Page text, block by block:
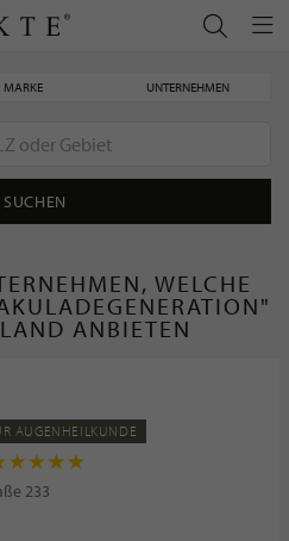
MARKE UNTERNEHMEN
SUCHEN
WELCHE
ANBIETEN
AUGENHEILKUNDE
233